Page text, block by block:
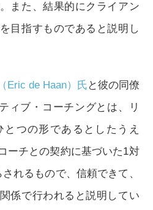
また、結果的にクライアン
目指すものであると説明し
Eric de Haan）氏 と彼の同僚
ィブ・コーチングとは、リ
つの形であるとしたうえ
ーチとの契約に基づいた1対
れるもので、信頼できて、
係で行われると説明してい